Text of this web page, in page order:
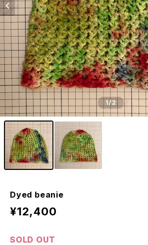
1/2
Dyed beanie
¥12,400
SOLD OUT